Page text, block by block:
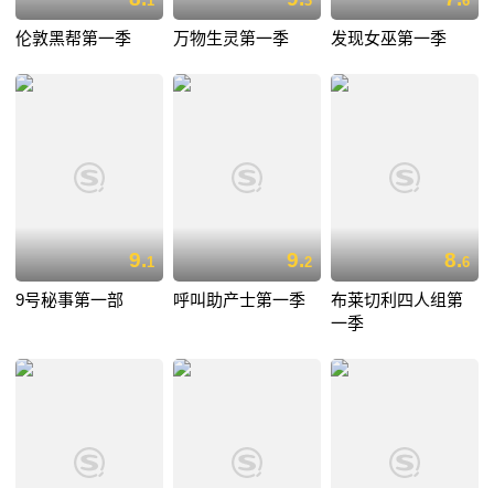
伦敦黑帮第一季 万物生灵第一季 发现女巫第一季
9.1
9号秘事第一部
9.2
呼叫助产士第一季
8.6
布莱切利四人组第
一季